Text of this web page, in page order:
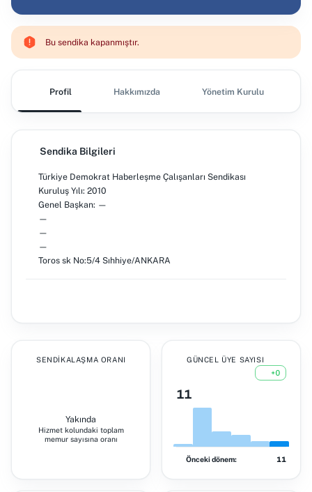
Bu sendika kapanmıştır.
Profil Hakkımızda Yönetim Kurulu
Sendika Bilgileri
Türkiye Demokrat Haberleşme Çalışanları Sendikası
Kuruluş Yılı: 2010
Genel Başkan: —
—
—
—
Toros sk No:5/4 Sıhhiye/ANKARA
SENDIKALAŞMA ORANI
Yakında
Hizmet kolundaki toplam
memur sayısına oranı
GÜNCEL ÜYE SAYISI
+0
11
Önceki dönem: 11